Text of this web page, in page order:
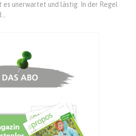
es unerwartet und lästig. In der Regel